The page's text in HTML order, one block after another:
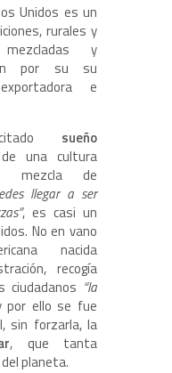
Unidos es un
rurales y
y
por su su
e
sueño
una cultura
mezcla de
llegar a ser
, es casi un
No en vano
nacida
recogía
ciudadanos “la
ello se fue
sin forzarla, la
, que tanta
planeta.